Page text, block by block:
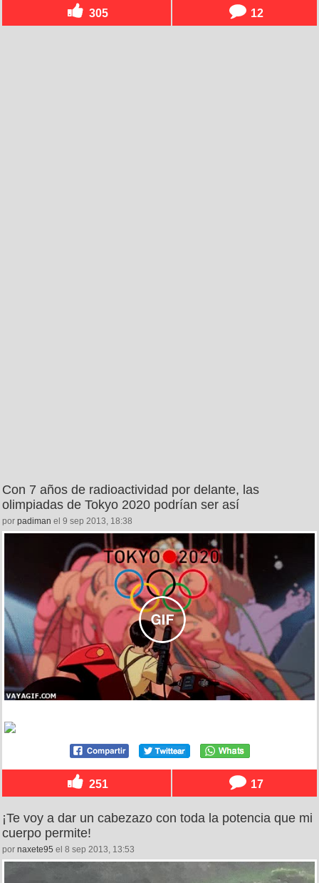
305 12
Con 7 años de radioactividad por delante, las
olimpiadas de Tokyo 2020 podrían ser así
por padiman el 9 sep 2013, 18:38
251 17
¡Te voy a dar un cabezazo con toda la potencia que mi
cuerpo permite!
por naxete95 el 8 sep 2013, 13:53